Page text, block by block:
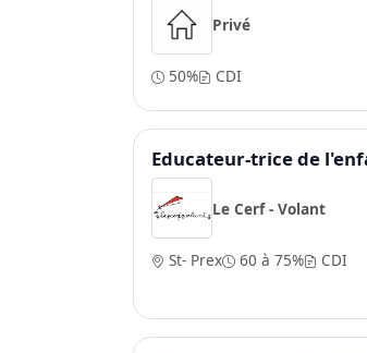
Privé
50% CDI
Educateur-trice de
Le Cerf - Volant
St- Prex 60 à 75% CDI